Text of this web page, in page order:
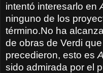
intentó interesarlo en
ninguno de los
término.No ha
de obras de Verdi
precedieron, esto es
sido admirada por el